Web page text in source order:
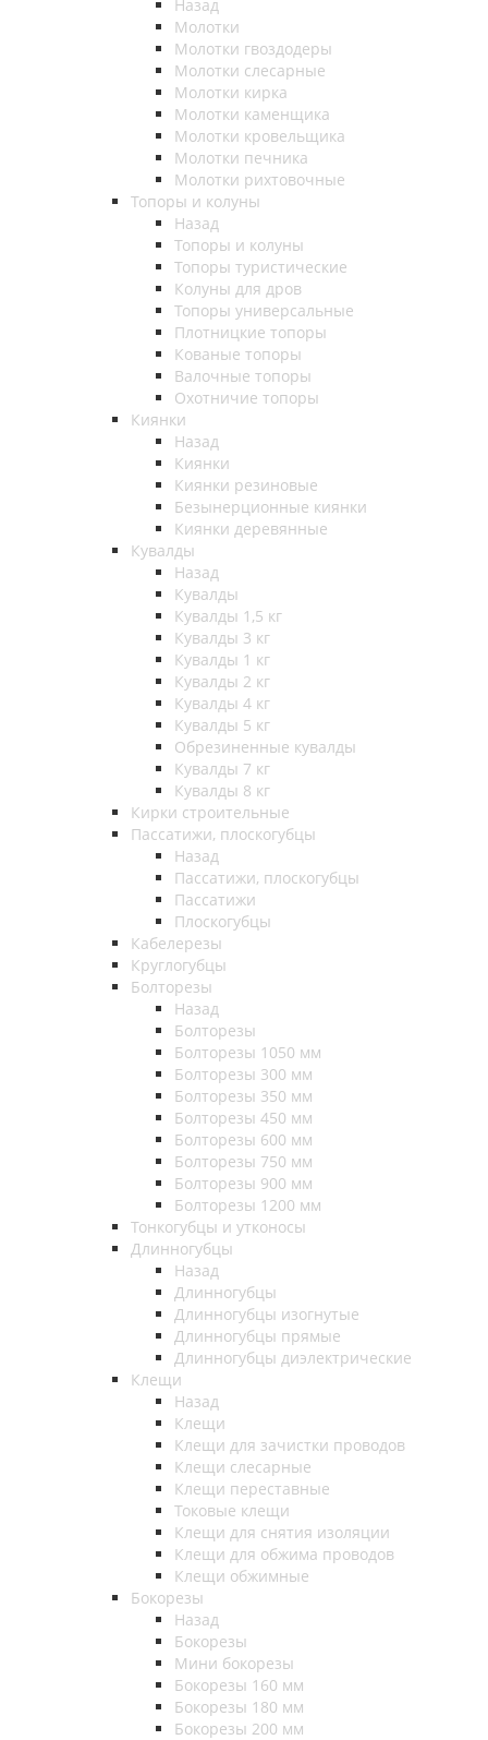
Назад
Молотки
Молотки гвоздодеры
Молотки слесарные
Молотки кирка
Молотки каменщика
Молотки кровельщика
Молотки печника
Молотки рихтовочные
Топоры и колуны
Назад
Топоры и колуны
Топоры туристические
Колуны для дров
Топоры универсальные
Плотницкие топоры
Кованые топоры
Валочные топоры
Охотничие топоры
Киянки
Назад
Киянки
Киянки резиновые
Безынерционные киянки
Киянки деревянные
Кувалды
Назад
Кувалды
Кувалды 1,5 кг
Кувалды 3 кг
Кувалды 1 кг
Кувалды 2 кг
Кувалды 4 кг
Кувалды 5 кг
Обрезиненные кувалды
Кувалды 7 кг
Кувалды 8 кг
Кирки строительные
Пассатижи, плоскогубцы
Назад
Пассатижи, плоскогубцы
Пассатижи
Плоскогубцы
Кабелерезы
Круглогубцы
Болторезы
Назад
Болторезы
Болторезы 1050 мм
Болторезы 300 мм
Болторезы 350 мм
Болторезы 450 мм
Болторезы 600 мм
Болторезы 750 мм
Болторезы 900 мм
Болторезы 1200 мм
Тонкогубцы и утконосы
Длинногубцы
Назад
Длинногубцы
Длинногубцы изогнутые
Длинногубцы прямые
Длинногубцы диэлектрические
Клещи
Назад
Клещи
Клещи для зачистки проводов
Клещи слесарные
Клещи переставные
Токовые клещи
Клещи для снятия изоляции
Клещи для обжима проводов
Клещи обжимные
Бокорезы
Назад
Бокорезы
Мини бокорезы
Бокорезы 160 мм
Бокорезы 180 мм
Бокорезы 200 мм